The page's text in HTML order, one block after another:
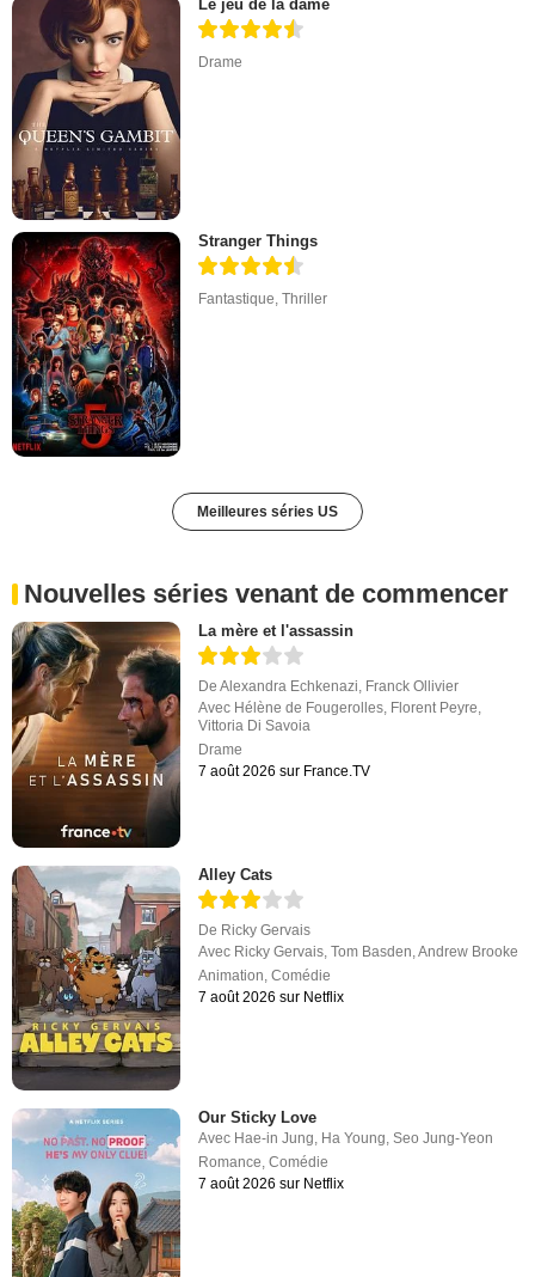
Le jeu de la dame
Drame
Stranger Things
Fantastique,Thriller
Meilleures séries US
Nouvelles séries venant de commencer
La mère et l'assassin
DeAlexandra Echkenazi, Franck Ollivier
Avec Hélène de Fougerolles, Florent Peyre,
Vittoria Di Savoia
Drame
7 août 2026 sur France.TV
Alley Cats
De Ricky Gervais
Avec Ricky Gervais ,Tom Basden ,Andrew Brooke
Animation ,Comédie
7 août 2026 sur Netflix
Our Sticky Love
Avec Hae-in Jung, Ha Young,Seo Jung-Yeon
Romance,Comédie
7 août 2026 sur Netflix